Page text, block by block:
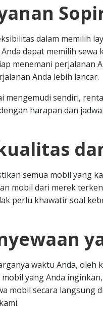
dalam memilih
dapat memilih
menemani
Anda lebih lancar.
mengemudi sendiri,
harapan dan
semua mobil yang
mobil dari merek
perlu khawatir soal
waktu Anda,
yang Anda
mobil secara langsung